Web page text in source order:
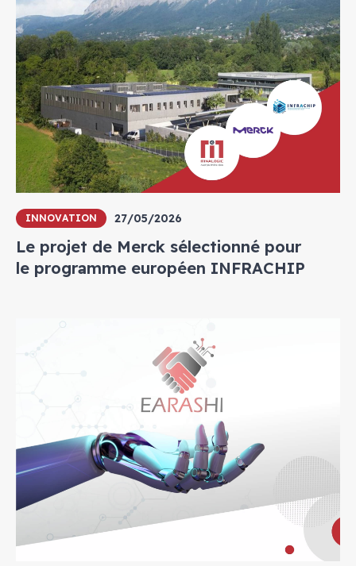
INNOVATION 27/05/2026
Le projet de Merck sélectionné pour
le programme européen INFRACHIP